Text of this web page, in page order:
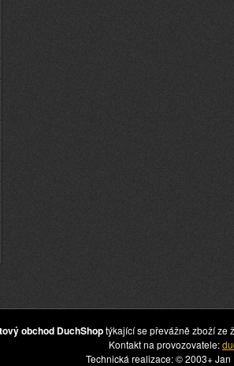
obchod DuchShoptýkající se převážně zboží ze
Kontakt na provozovatele:
Technická realizace: © 2003+ Jan